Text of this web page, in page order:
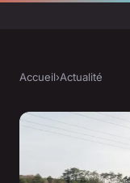
Accueil›Actualité